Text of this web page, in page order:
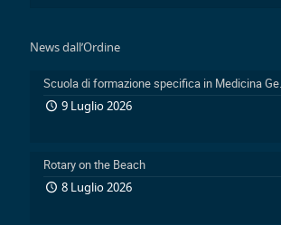
News dall’Ordine
9 Luglio 2026
Rotary on the Beach
8 Luglio 2026